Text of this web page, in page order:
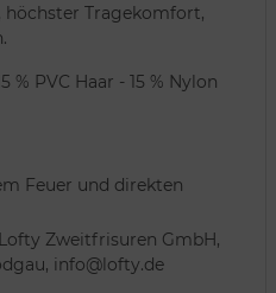
Tragekomfort,
% PVC Haar - 15 % Nylon
Feuer und direkten
Lofty Zweitfrisuren GmbH,
info@lofty.de